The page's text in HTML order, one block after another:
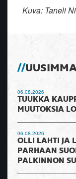
Kuva: Taneli
06.08.2026
TUUKKA
MUUTOKSIA
06.08.2026
OLLI LAHTI JA
PARHAAN
PALKINNON